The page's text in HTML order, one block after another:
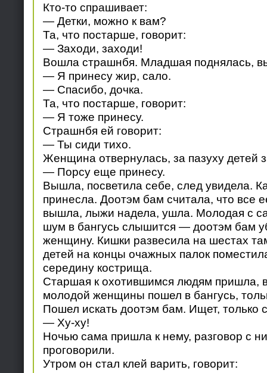
Кто-то спрашивает:
— Детки, можно к вам?
Та, что постарше, говорит:
— Заходи, заходи!
Вошла страшнбя. Младшая поднялась,
— Я принесу жир, сало.
— Спасибо, дочка.
Та, что постарше, говорит:
— Я тоже принесу.
Страшнбя ей говорит:
— Ты сиди тихо.
Женщина отвернулась, за пазуху детей
— Порсу еще принесу.
Вышла, посветила себе, след увидела.
принесла. Доотэм бам считала, что все
вышла, лыжи надела, ушла. Молодая с
шум в бангусь слышится — доотэм бам
женщину. Кишки развесила на шестах
детей на концы очажных палок
середину кострища.
Старшая к охотившимся людям пришла,
молодой женщины пошел в бангусь,
Пошел искать доотэм бам. Ищет, только
— Ху-ху!
Ночью сама пришла к нему, разговор с
проговорили.
Утром он стал клей варить, говорит: